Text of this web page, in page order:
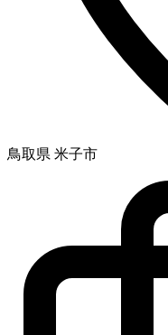
鳥取県 米子市